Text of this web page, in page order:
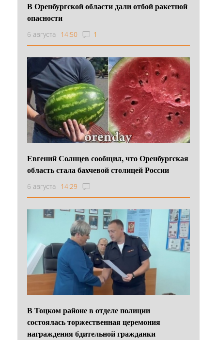
В Оренбургской области дали отбой ракетной
опасности
6 августа 14:50 1
Евгений Солнцев сообщил, что Оренбургская
область стала бахчевой столицей России
6 августа 14:29
В Тоцком районе в отделе полиции
состоялась торжественная церемония
награждения бдительной гражданки